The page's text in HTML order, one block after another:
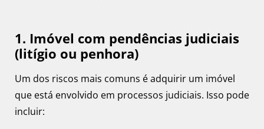
1. Imóvel com pendências judiciais
(litígio ou penhora)
Um dos riscos mais comuns é adquirir um imóvel
que está envolvido em processos judiciais. Isso pode
incluir: